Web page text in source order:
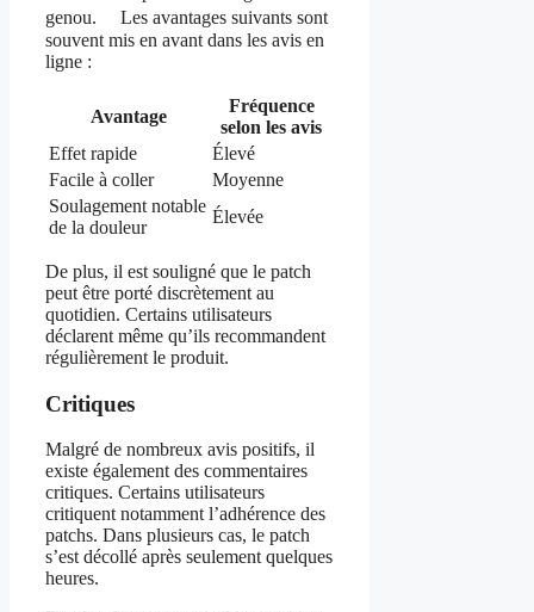
genou. Les avantages suivants sont
souvent mis en avant dans les avis en
ligne :
Avantage
Fréquence
selon les avis
Effet rapide
Élevé
Facile à coller
Moyenne
Soulagement notable
de la douleur
Élevée
De plus, il est souligné que le patch
peut être porté discrètement au
quotidien. Certains utilisateurs
déclarent même qu’ils recommandent
régulièrement le produit.
Critiques
Malgré de nombreux avis positifs, il
existe également des commentaires
critiques. Certains utilisateurs
critiquent notamment l’adhérence des
patchs. Dans plusieurs cas, le patch
s’est décollé après seulement quelques
heures.